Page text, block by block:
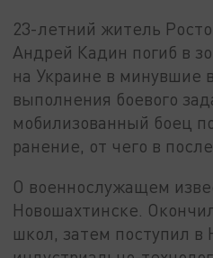
23-летний житель
Андрей Кадин погиб в
на Украине в минувшие
выполнения боевого
мобилизованный боец
ранение, от чего в
О военнослужащем
Новошахтинске.
школ, затем поступил в